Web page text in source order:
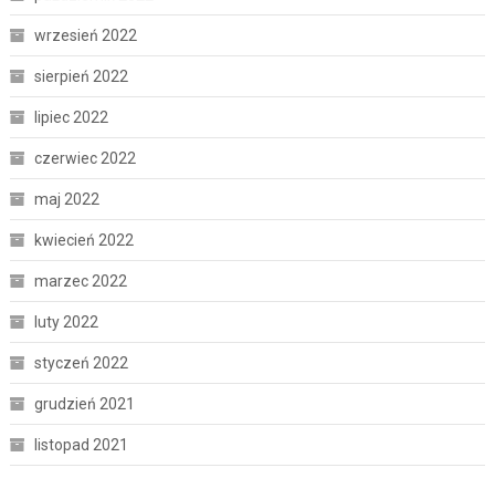
wrzesień 2022
sierpień 2022
lipiec 2022
czerwiec 2022
maj 2022
kwiecień 2022
marzec 2022
luty 2022
styczeń 2022
grudzień 2021
listopad 2021